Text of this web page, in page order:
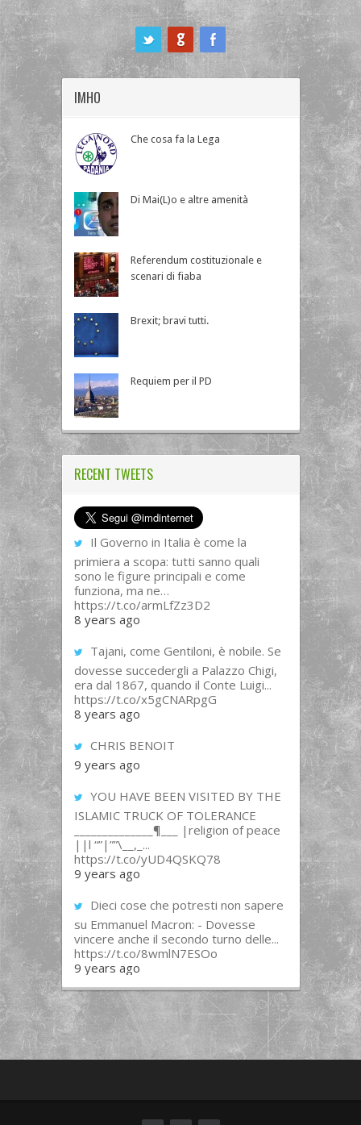
IMHO
Che cosa fa la Lega
Di Mai(L)o e altre amenità
Referendum costituzionale e
scenari di fiaba
Brexit; bravi tutti.
Requiem per il PD
RECENT TWEETS
Il Governo in Italia è come la
primiera a scopa: tutti sanno quali
sono le figure principali e come
funziona, ma ne…
https://t.co/armLfZz3D2
8 years ago
Tajani, come Gentiloni, è nobile. Se
dovesse succedergli a Palazzo Chigi,
era dal 1867, quando il Conte Luigi...
https://t.co/x5gCNARpgG
8 years ago
CHRIS BENOIT
9 years ago
YOU HAVE BEEN VISITED BY THE
ISLAMIC TRUCK OF TOLERANCE
______________¶___ |religion of peace
||l “”|””\__,_...
https://t.co/yUD4QSKQ78
9 years ago
Dieci cose che potresti non sapere
su Emmanuel Macron: - Dovesse
vincere anche il secondo turno delle...
https://t.co/8wmlN7ESOo
9 years ago